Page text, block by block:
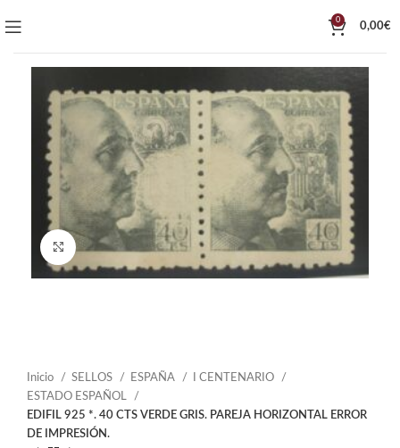
0
0,00€
Click to enlarge
Inicio SELLOS ESPAÑA
I CENTENARIO
ESTADO ESPAÑOL
EDIFIL 925 *. 40 CTS VERDE GRIS. PAREJA HORIZONTAL ERROR
DE IMPRESIÓN.